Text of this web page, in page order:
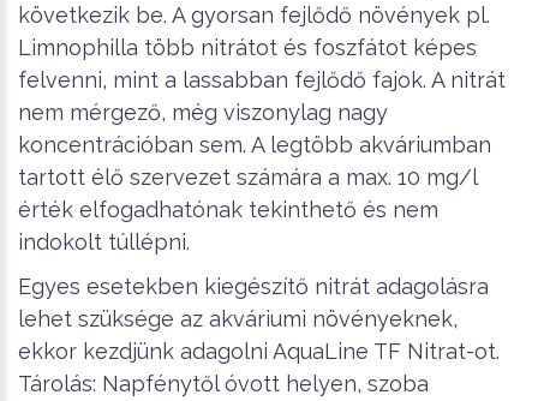
következik be. A gyorsan fejlődő növények pl.
Limnophilla több nitrátot és foszfátot képes
felvenni, mint a lassabban fejlődő fajok. A nitrát
nem mérgező, még viszonylag nagy
koncentrációban sem. A legtöbb akváriumban
tartott élő szervezet számára a max. 10 mg/l
érték elfogadhatónak tekinthető és nem
indokolt túllépni.
Egyes esetekben kiegészítő nitrát adagolásra
lehet szüksége az akváriumi növényeknek,
ekkor kezdjünk adagolni AquaLine TF Nitrat-ot.
Tárolás: Napfénytől óvott helyen, szoba